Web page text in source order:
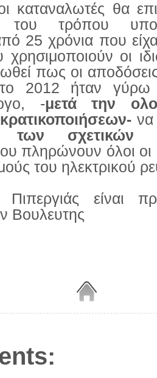
καταναλωτές θα
του τρόπου
25 χρόνια που
οι
πως οι
2012 ήταν γύρω
-μετά την
να
των σχετικών
πληρώνουν όλοι οι
του ηλεκτρικού
είναι